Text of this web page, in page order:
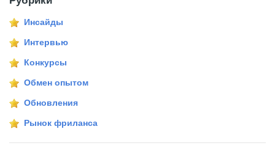
Инсайды
Интервью
Конкурсы
Обмен опытом
Обновления
Рынок фриланса